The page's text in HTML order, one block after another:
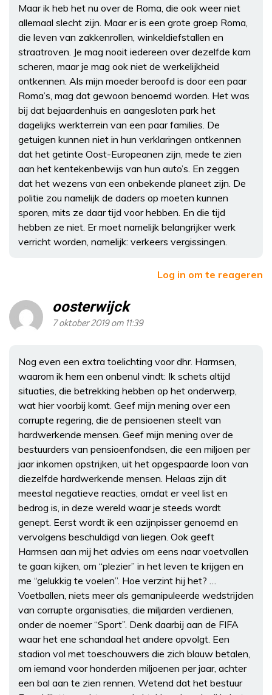
Maar ik heb het nu over de Roma, die ook weer niet
allemaal slecht zijn. Maar er is een grote groep Roma,
die leven van zakkenrollen, winkeldiefstallen en
straatroven. Je mag nooit iedereen over dezelfde kam
scheren, maar je mag ook niet de werkelijkheid
ontkennen. Als mijn moeder beroofd is door een paar
Roma’s, mag dat gewoon benoemd worden. Het was
bij dat bejaardenhuis en aangesloten park het
dagelijks werkterrein van een paar families. De
getuigen kunnen niet in hun verklaringen ontkennen
dat het getinte Oost-Europeanen zijn, mede te zien
aan het kentekenbewijs van hun auto’s. En zeggen
dat het wezens van een onbekende planeet zijn. De
politie zou namelijk de daders op moeten kunnen
sporen, mits ze daar tijd voor hebben. En die tijd
hebben ze niet. Er moet namelijk belangrijker werk
verricht worden, namelijk: verkeers vergissingen.
Log in om te reageren
oosterwijck
7 oktober 2019 om 11:39
Nog even een extra toelichting voor dhr. Harmsen,
waarom ik hem een onbenul vindt: Ik schets altijd
situaties, die betrekking hebben op het onderwerp,
wat hier voorbij komt. Geef mijn mening over een
corrupte regering, die de pensioenen steelt van
hardwerkende mensen. Geef mijn mening over de
bestuurders van pensioenfondsen, die een miljoen per
jaar inkomen opstrijken, uit het opgespaarde loon van
diezelfde hardwerkende mensen. Helaas zijn dit
meestal negatieve reacties, omdat er veel list en
bedrog is, in deze wereld waar je steeds wordt
genept. Eerst wordt ik een azijnpisser genoemd en
vervolgens beschuldigd van liegen. Ook geeft
Harmsen aan mij het advies om eens naar voetvallen
te gaan kijken, om “plezier” in het leven te krijgen en
me “gelukkig te voelen”. Hoe verzint hij het? …
Voetballen, niets meer als gemanipuleerde wedstrijden
van corrupte organisaties, die miljarden verdienen,
onder de noemer “Sport”. Denk daarbij aan de FIFA
waar het ene schandaal het andere opvolgt. Een
stadion vol met toeschouwers die zich blauw betalen,
om iemand voor honderden miljoenen per jaar, achter
een bal aan te zien rennen. Wetend dat het bestuur